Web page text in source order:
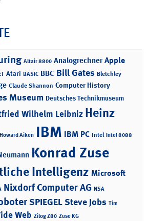
Altair 8800 Analogrechner Apple
Atari BASIC BBC Bill Gates Bletchley
Claude Shannon Computer History
Museum Deutsches Technikmuseum
Wilhelm Leibniz Heinz
Howard Aiken IBM IBM PC Intel Intel 8088
Konrad Zuse
Intelligenz Microsoft
Nixdorf Computer AG NSA
SPIEGELSteve Jobs Tim
Web Zilog Z80 Zuse KG